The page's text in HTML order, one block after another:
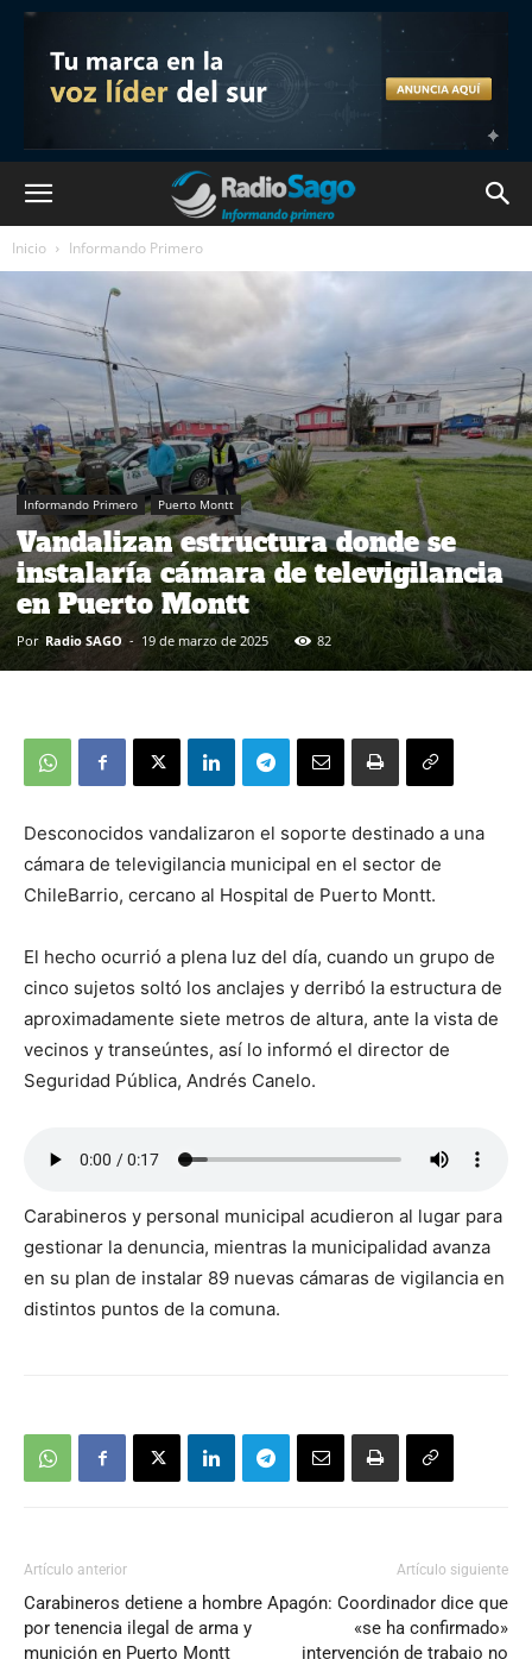
Inicio Informando Primero
Informando Primero Puerto Montt
Vandalizan estructura donde se
instalaría cámara de televigilancia
en Puerto Montt
Por Radio SAGO - 19 de marzo de 2025 82
Desconocidos vandalizaron el soporte destinado a una
cámara de televigilancia municipal en el sector de
ChileBarrio, cercano al Hospital de Puerto Montt.
El hecho ocurrió a plena luz del día, cuando un grupo de
cinco sujetos soltó los anclajes y derribó la estructura de
aproximadamente siete metros de altura, ante la vista de
vecinos y transeúntes, así lo informó el director de
Seguridad Pública, Andrés Canelo.
Carabineros y personal municipal acudieron al lugar para
gestionar la denuncia, mientras la municipalidad avanza
en su plan de instalar 89 nuevas cámaras de vigilancia en
distintos puntos de la comuna.
Artículo anterior
Carabineros detiene a hombre
por tenencia ilegal de arma y
munición en Puerto Montt
Artículo siguiente
Apagón: Coordinador dice que
«se ha confirmado»
intervención de trabajo no